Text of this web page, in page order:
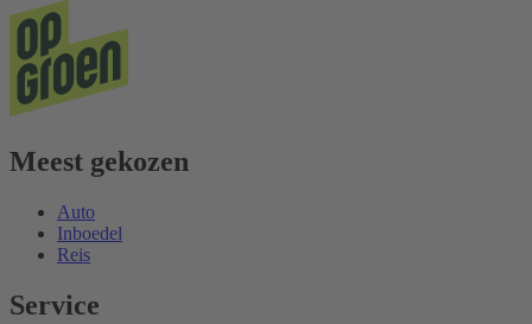
Meest gekozen
Auto
Inboedel
Reis
Service